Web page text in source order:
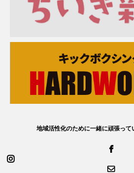
地域活性化のために一緒に頑張って